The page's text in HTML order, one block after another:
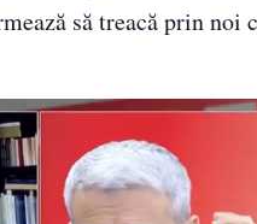
să treacă prin noi